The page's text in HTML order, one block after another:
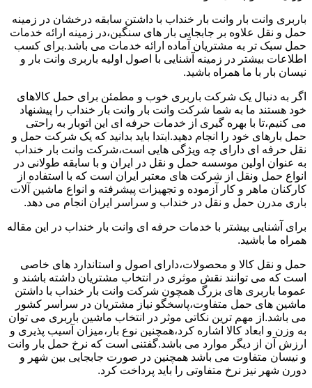
باربری وانت بار وانت بار خنداب با داشتن سابقه درخشان در زمینه
حمل و نقل علاوه بر جابجایی بار های سنگین،در زمینه ارائه خدمات
حمل سبک تر به مشتریان آماده ارائه خدمات می باشد.برای کسب
اطلاعات بیشتر در زمینه آشنایی با اصول اولیه باربری وانت بار و
نیسان بار با ما همراه باشید.
اگر به دنبال یک شرکت باربری خوب و مطمئن برای حمل کالاهای
خود هستند ما به شما شرکت وانت بار وانت بار خنداب را پیشنهاد
می کنیم،تا با بهره گیری از خدمات حرفه ای این اتوبار به راحتی
حمل بارهای خود را انجام دهید.ابتدا باید بدانید که یک شرکت حمل و
نقل حرفه ای دارای چه ویژگی هایی است،شرکت وانت بار خنداب
به عنوان اولین موسسه حمل و نقل در ایران و با سابقه طولانی در
انواع حمل ونقل از شرکت های معتبر ایران است که با استفاده از
کارکنان ماهر و کار آزموده و تجهیزات پیشرفته و انواع ماشین آلات
باری مدرن حمل و نقل در خنداب و سراسر ایران انجام می دهد.
برای آشنایی بیشتر با خدمات حرفه ای وانت بار خنداب در این مقاله
همراه ما باشید.
حمل و نقل کالا و محصولات،دارای اصول و استاندارد های خاصی
است که می توانند نقش موثری در انتخاب مشتریان داشته باشند و
عموما باربری های بزرگ همچون شرکت وانت بار خنداب با داشتن
ماشین های حمل متفاوت،پاسخگو نیاز مشتریان در سراسر کشور
می باشد.از مهم ترین نکاتی موثر در انتخاب ماشین باربری می توان
به وزن و ابعاد کالا اشاره کرد،همچنین نوع بار،میزان آسیب پذیری و
ارزش آن از دیگر موارد می باشد.گفتنی است که نرخ حمل بار وانت
و نیسان متفاوت می باشد همچنین در صورت جابجایی بین شهر و
دورن شهر نیز نرخ متفاوتی را باید پرداخت کرد.